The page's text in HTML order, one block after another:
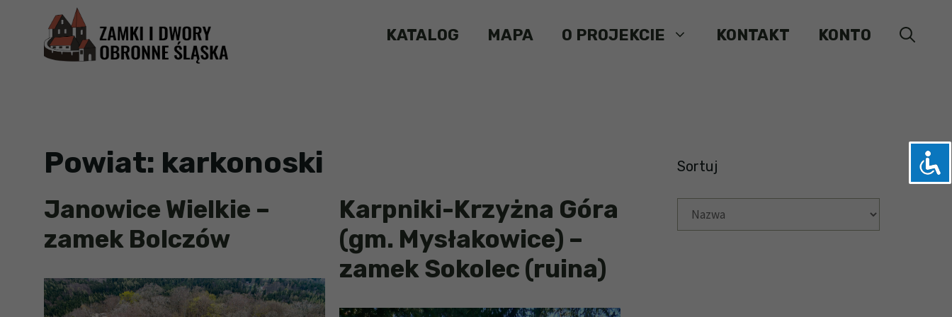
KATALOG MAPA O PROJEKCIE KONTAKT KONTO
Powiat: karkonoski
Janowice Wielkie –
zamek Bolczów
Karpniki-Krzyżna Góra
(gm. Mysłakowice) –
zamek Sokolec (ruina)
Sortuj